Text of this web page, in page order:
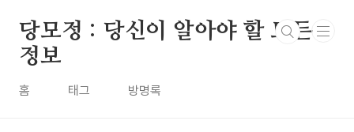
당모정 : 당신이 알아야 할 모든
정보
홈 태그 방명록